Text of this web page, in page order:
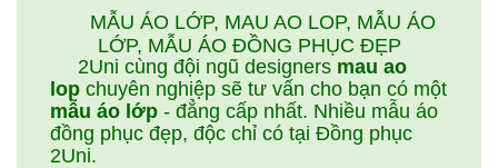
MẪU ÁO LỚP, MAU AO LOP, MẪU ÁO
LỚP, MẪU ÁO ĐỒNG PHỤC ĐẸP
2Uni cùng đội ngũ designers mau ao
lop chuyên nghiệp sẽ tư vấn cho bạn có một
mẫu áo lớp - đẳng cấp nhất. Nhiều mẫu áo
đồng phục đẹp, độc chỉ có tại Đồng phục
2Uni.